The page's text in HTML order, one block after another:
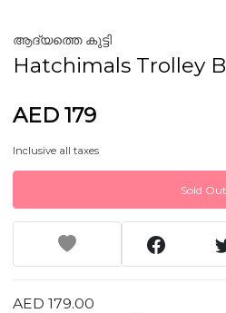
ആദ്യത്തെ കുട്ടി
Hatchimals Trolley
AED 179
Inclusive all taxes
Sold Out
AED 179.00